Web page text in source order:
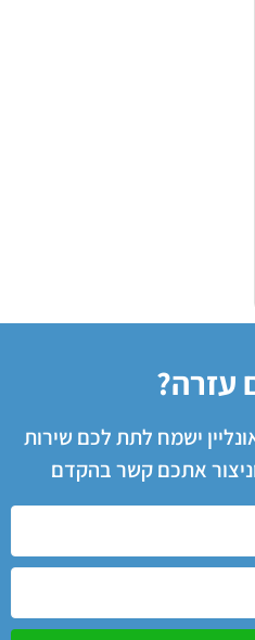
עזרה?
ישמח לתת לכם שירות
וניצור אתכם קשר בהקדם